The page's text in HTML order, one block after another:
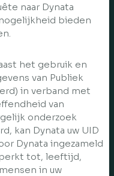
naar Dynata
bieden
het gebruik en
van Publiek
in verband met
van
onderzoek
kan Dynata uw UID
Dynata ingezameld
tot, leeftijd,
in uw